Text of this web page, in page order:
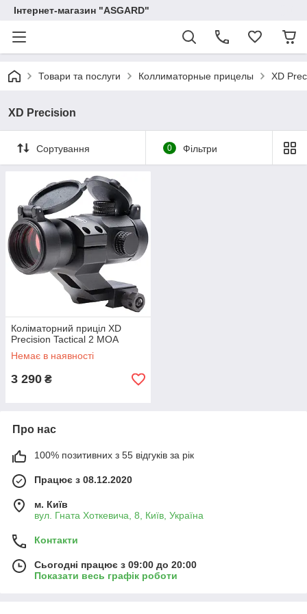
Інтернет-магазин "ASGARD"
Товари та послуги Коллиматорные прицелы XD
XD Precision
Сортування 0 Фільтри
Коліматорний приціл XD
Precision Tactical 2 MOA
Немає в наявності
3 290 ₴
Про нас
100% позитивних з 55 відгуків за рік
Працює з 08.12.2020
м. Київ
вул. Гната Хоткевича, 8, Київ, Україна
Контакти
Сьогодні працює з 09:00 до 20:00
Показати весь графік роботи